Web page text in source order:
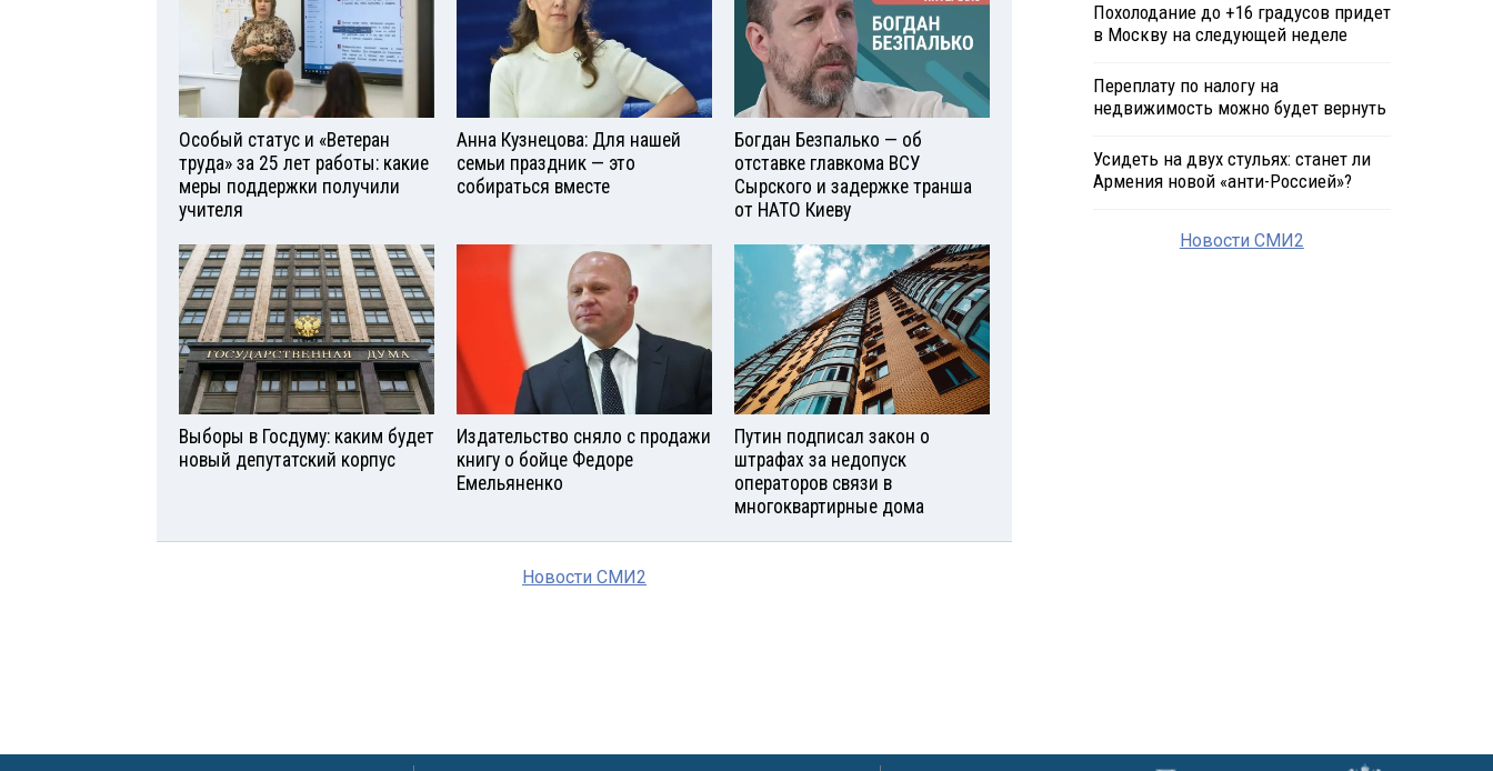
Особый статус и «Ветеран
труда» за 25 лет работы: какие
меры поддержки получили
учителя
Анна Кузнецова: Для нашей
семьи праздник — это
собираться вместе
Богдан Безпалько — об
отставке главкома ВСУ
Сырского и задержке транша
от НАТО Киеву
Выборы в Госдуму: каким будет
новый депутатский корпус
Издательство сняло с продажи
книгу о бойце Федоре
Емельяненко
Путин подписал закон о
штрафах за недопуск
операторов связи в
многоквартирные дома
Новости СМИ2
Похолодание до +16 градусов придет
в Москву на следующей неделе
Переплату по налогу на
недвижимость можно будет вернуть
Усидеть на двух стульях: станет ли
Армения новой «анти-Россией»?
Новости СМИ2